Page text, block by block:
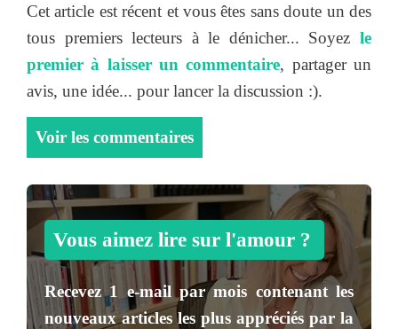
Cet article est récent et vous êtes sans doute un des
tous premiers lecteurs à le dénicher... Soyez le
premier à laisser un commentaire, partager un
avis, une idée... pour lancer la discussion :).
Voir les commentaires
Vous aimez lire sur l'amour ?
Recevez1 e-mail par mois contenant les
nouveaux articles les plus appréciés par la